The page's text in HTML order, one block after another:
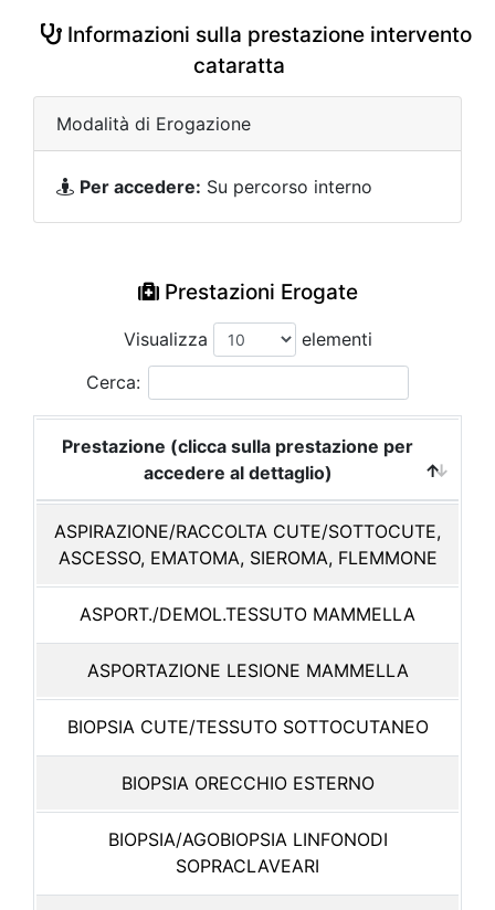
Informazioni sulla prestazione intervento
cataratta
Modalità di Erogazione
Per accedere: Su percorso interno
Prestazioni Erogate
Visualizza
elementi
Cerca:
Prestazione (clicca sulla prestazione per
accedere al dettaglio)
ASPIRAZIONE/RACCOLTA CUTE/SOTTOCUTE,
ASCESSO, EMATOMA, SIEROMA, FLEMMONE
ASPORT./DEMOL.TESSUTO MAMMELLA
ASPORTAZIONE LESIONE MAMMELLA
BIOPSIA CUTE/TESSUTO SOTTOCUTANEO
BIOPSIA ORECCHIO ESTERNO
BIOPSIA/AGOBIOPSIA LINFONODI
SOPRACLAVEARI